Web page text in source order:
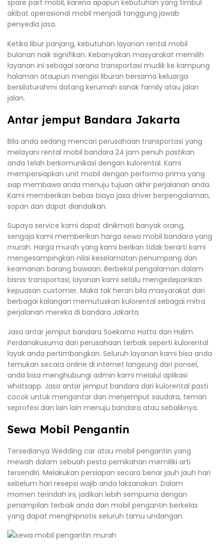
spare part mobil, karena apapun kebutuhan yang timbul
akibat operasional mobil menjadi tanggung jawab
penyedia jasa.
Ketika libur panjang, kebutuhan layanan rental mobil
bulanan naik signifikan. Kebanyakan masyarakat memilih
layanan ini sebagai sarana transportasi mudik ke kampung
halaman ataupun mengisi liburan bersama keluarga
bersilaturahmi datang kerumah sanak family atau jalan
jalan.
Antar jemput Bandara Jakarta
Bila anda sedang mencari perusahaan transportasi yang
melayani rental mobil bandara 24 jam penuh pastikan
anda telah berkomunikasi dengan kulorental. Kami
mempersiapkan unit mobil dengan performa prima yang
siap membawa anda menuju tujuan akhir perjalanan anda.
Kami memberikan bebas biaya jasa driver berpengalaman,
sopan dan dapat diandalkan.
Supaya service kami dapat dinikmati banyak orang,
sengaja kami memberikan harga sewa mobil bandara yang
murah. Harga murah yang kami berikan tidak berarti kami
mengesampingkan nilai keselamatan penumpang dan
keamanan barang bawaan. Berbekal pengalaman dalam
bisnis transportasi, layanan kami selalu mengedepankan
kepuasan customer. Maka tak heran bila masyarakat dari
berbagai kalangan memutuskan kulorental sebagai mitra
perjalanan mereka di bandara Jakarta.
Jasa antar jemput bandara Soekarno Hatta dan Halim
Perdanakusuma dari perusahaan terbaik seperti kulorental
layak anda pertimbangkan. Seluruh layanan kami bisa anda
temukan secara online di internet langsung dari ponsel,
anda bisa menghubungi admin kami melalui aplikasi
whatsapp. Jasa antar jemput bandara dari kulorental pasti
cocok untuk mengantar dan menjemput saudara, teman
seprofesi dan lain lain menuju bandara atau sebaliknya.
Sewa Mobil Pengantin
Tersedianya Wedding car atau mobil pengantin yang
mewah dalam sebuah pesta pernikahan memiliki arti
tersendiri. Melakukan persiapan secara benar jauh jauh hari
sebelum hari resepsi wajib anda laksanakan. Dalam
momen terindah ini, jadikan lebih sempurna dengan
penampilan terbaik anda dan mobil pengantin berkelas
yang dapat menghipnotis seluruh tamu undangan.